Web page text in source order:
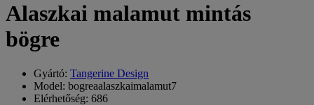
Alaszkai malamut mintás
bögre
Gyártó: Tangerine Design
Model: bogreaalaszkaimalamut7
Elérhetőség: 686